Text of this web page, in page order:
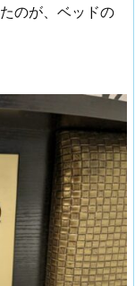
のが、ベッドの